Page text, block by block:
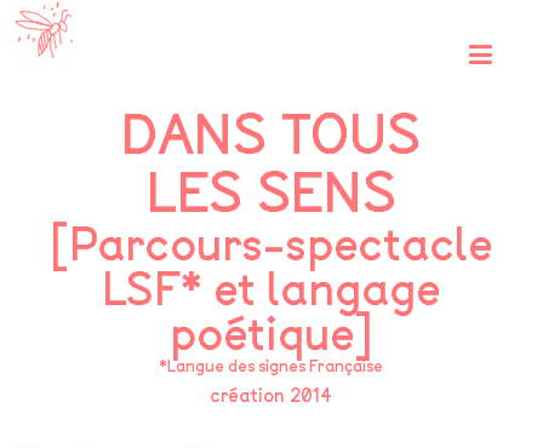
Skip
to
content
Les
rougesDANS TOUS
LES SENS
[Parcours-spectacle
LSF* et langage
poétique]
*Langue des signes Française
création 2014